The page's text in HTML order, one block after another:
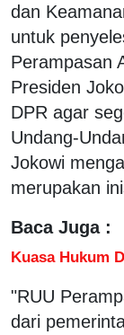
dan
untuk
Perampasan
Presiden
DPR agar
Undang-
Jokowi
merupakan
Baca Juga :
Kuasa Hukum
"RUU
dari